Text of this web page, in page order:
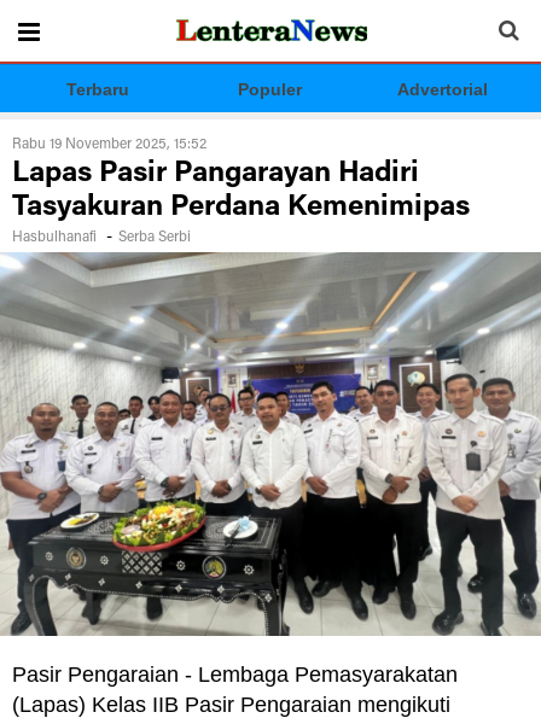
Terbaru Populer Advertorial
Rabu 19 November 2025, 15:52
Lapas Pasir Pangarayan Hadiri
Tasyakuran Perdana Kemenimipas
Hasbulhanafi - Serba Serbi
Pasir Pengaraian - Lembaga Pemasyarakatan
(Lapas) Kelas IIB Pasir Pengaraian mengikuti